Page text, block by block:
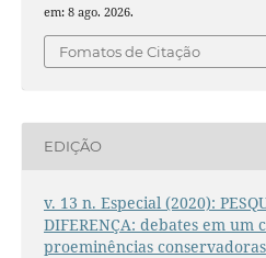
em: 8 ago. 2026.
Fomatos de Citação
EDIÇÃO
v. 13 n. Especial (2020):
DIFERENÇA: debates em um
proeminências conservadoras